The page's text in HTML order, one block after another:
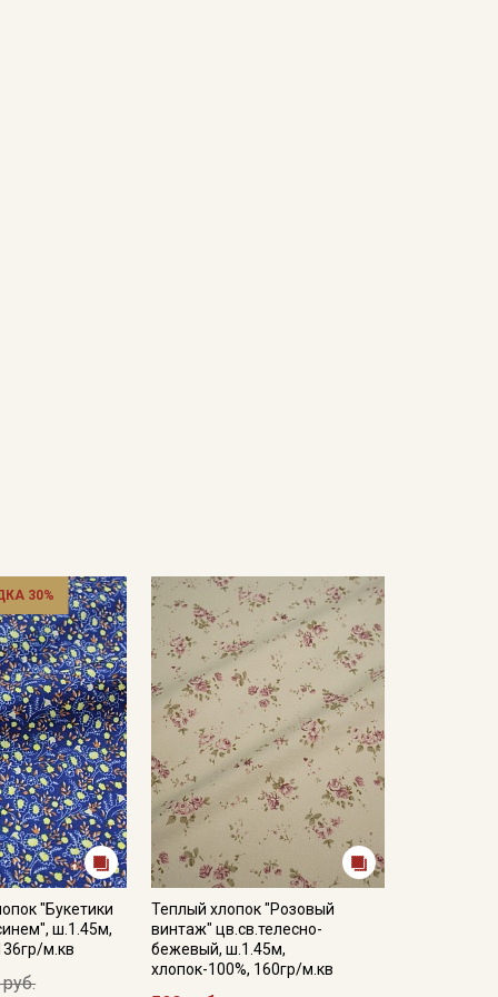
30%
"Букетики
ш.1.45м,
м.кв
Теплый хлопок "Розовый
винтаж" цв.св.телесно-
бежевый, ш.1.45м,
хлопок-100%, 160гр/м.кв